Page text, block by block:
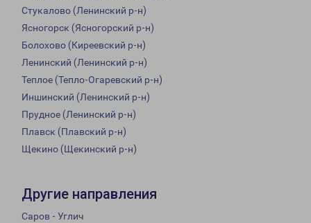
Стукалово (Ленинский р-н)
Ясногорск (Ясногорский р-н)
Болохово (Киреевский р-н)
Ленинский (Ленинский р-н)
Теплое (Тепло-Огаревский р-н)
Иншинский (Ленинский р-н)
Прудное (Ленинский р-н)
Плавск (Плавский р-н)
Щекино (Щекинский р-н)
Другие направления
Саров - Углич